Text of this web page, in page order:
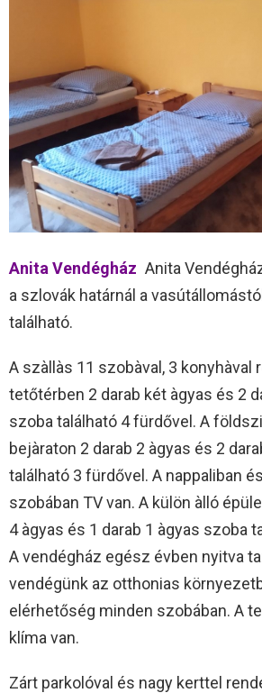
Anita Vendégház Anita
a szlovák határnál a
található.
A szàllàs 11 szobàval, 3 konyhàval
tetőtérben 2 darab két àgyas és 2
szoba található 4 fürdővel. A
bejàraton 2 darab 2 àgyas és 2
található 3 fürdővel. A nappaliban
szobában TV van. A külön àlló
4 àgyas és 1 darab 1 àgyas szoba
A vendégház egész évben nyitva
vendégünk az otthonias
elérhetőség minden szobában. A
klíma van.
Zárt parkolóval és nagy kerttel